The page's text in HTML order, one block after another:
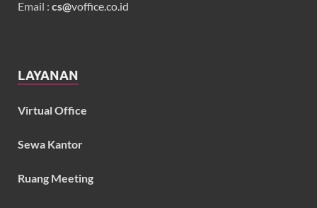
Email : cs@voffice.co.id
LAYANAN
Virtual Office
Sewa Kantor
Ruang Meeting